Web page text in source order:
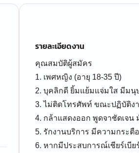
รายละเอียดงาน
คุณสมบัติผู้สมัคร
1. เพศหญิง (อายุ 18-35 ปี)
2. บุคลิกดี ยิ้มแย้มแจ่มใส มีม
3. ไม่ติดโทรศัพท์ ขณะปฏิบัติง
4. กล้าแสดงออก พูดจาชัดเจน
5. รักงานบริการ มีความกระตื
6. หากมีประสบการณ์เชียร์เบี